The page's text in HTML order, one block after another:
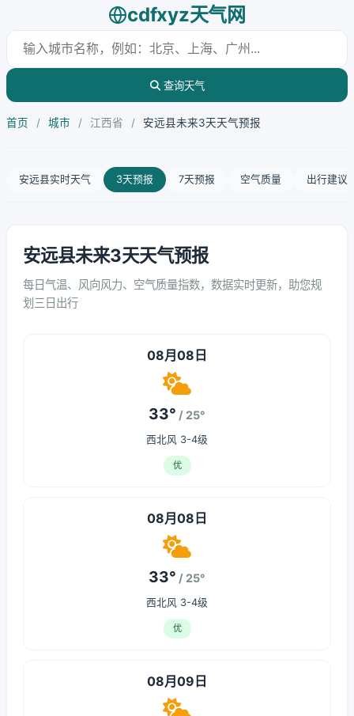
cdfxyz天气网
查询天气
首页 / 城市 / 江西省 / 安远县未来3天天气预报
安远县实时天气 3天预报 7天预报 空气质量 出行建议
安远县未来3天天气预报
每日气温、风向风力、空气质量指数，数据实时更新，助您规
划三日出行
08月08日
33° / 25°
西北风 3-4级
优
08月08日
33° / 25°
西北风 3-4级
优
08月09日